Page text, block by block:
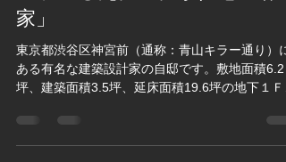
コラム⑥究極の極小住宅「塔の
家」
東京都渋谷区神宮前（通称：青山キラー通り）に
ある有名な建築設計家の自邸です。敷地面積6.2
坪、建築面積3.5坪、延床面積19.6坪の地下１Ｆ